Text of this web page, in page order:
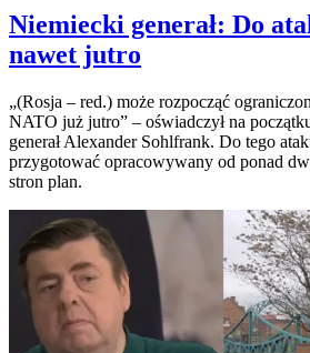
Niemiecki generał: Do
nawet jutro
„(Rosja – red.) może rozpocząć
NATO już jutro” – oświadczył na
generał Alexander Sohlfrank. Do tego
przygotować opracowywany od ponad
stron plan.